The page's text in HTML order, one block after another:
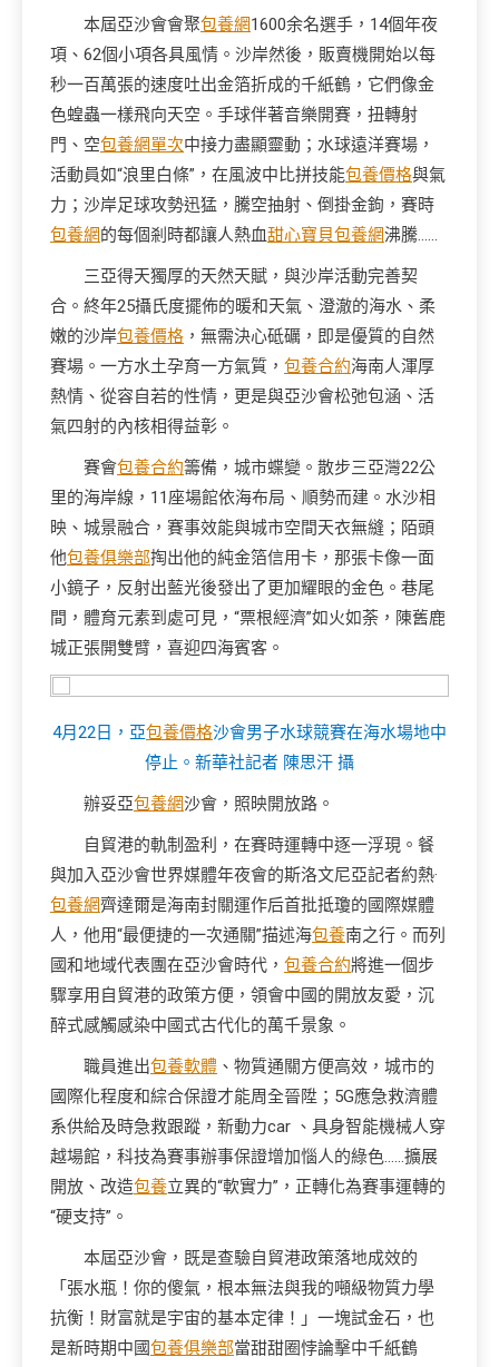
本屆亞沙會會聚包養網1600余名選手，14個年夜
項、62個小項各具風情。沙岸然後，販賣機開始以每
秒一百萬張的速度吐出金箔折成的千紙鶴，它們像金
色蝗蟲一樣飛向天空。手球伴著音樂開賽，扭轉射
門、空包養網單次中接力盡顯靈動；水球遠洋賽場，
活動員如“浪里白條”，在風波中比拼技能包養價格與氣
力；沙岸足球攻勢迅猛，騰空抽射、倒掛金鉤，賽時
包養網的每個剎時都讓人熱血甜心寶貝包養網沸騰……
三亞得天獨厚的天然天賦，與沙岸活動完善契
合。終年25攝氏度擺佈的暖和天氣、澄澈的海水、柔
嫩的沙岸包養價格 ，無需決心砥礪，即是優質的自然
賽場。一方水土孕育一方氣質， 包養合約海南人渾厚
熱情、從容自若的性情，更是與亞沙會松弛包涵、活
氣四射的內核相得益彰。
賽會包養合約籌備，城市蝶變。散步三亞灣22公
里的海岸線，11座場館依海布局、順勢而建。水沙相
映、城景融合，賽事效能與城市空間天衣無縫；陌頭
他包養俱樂部掏出他的純金箔信用卡，那張卡像一面
小鏡子，反射出藍光後發出了更加耀眼的金色。巷尾
間，體育元素到處可見，“票根經濟”如火如荼，陳舊鹿
城正張開雙臂，喜迎四海賓客。
4月22日，亞包養價格沙會男子水球競賽在海水場地中
停止。新華社記者 陳思汗 攝
辦妥亞包養網沙會，照映開放路。
自貿港的軌制盈利，在賽時運轉中逐一浮現。餐
與加入亞沙會世界媒體年夜會的斯洛文尼亞記者約熱·
包養網齊達爾是海南封關運作后首批抵瓊的國際媒體
人，他用“最便捷的一次通關”描述海包養南之行。而列
國和地域代表團在亞沙會時代， 包養合約將進一個步
驟享用自貿港的政策方便，領會中國的開放友愛，沉
醉式感觸感染中國式古代化的萬千景象。
職員進出包養軟體 、物質通關方便高效，城市的
國際化程度和綜合保證才能周全晉陞；5G應急救濟體
系供給及時急救跟蹤，新動力car 、具身智能機械人穿
越場館，科技為賽事辦事保證增加惱人的綠色……擴展
開放、改造包養立異的“軟實力”，正轉化為賽事運轉的
“硬支持”。
本屆亞沙會，既是查驗自貿港政策落地成效的
「張水瓶！你的傻氣，根本無法與我的噸級物質力學
抗衡！財富就是宇宙的基本定律！」一塊試金石，也
是新時期中國包養俱樂部當甜甜圈悖論擊中千紙鶴